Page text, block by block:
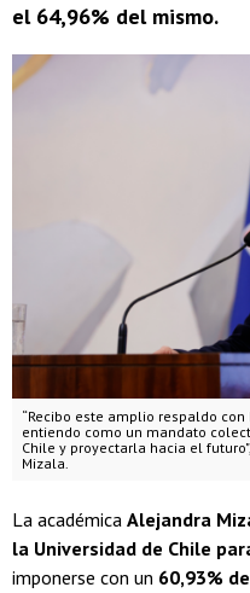
el 64,96% del mismo.
“Recibo este amplio respaldo
entiendo como un mandato
Chile y proyectarla hacia el
Mizala.
La académica Alejandra
la Universidad de Chile
imponerse con un 60,93%